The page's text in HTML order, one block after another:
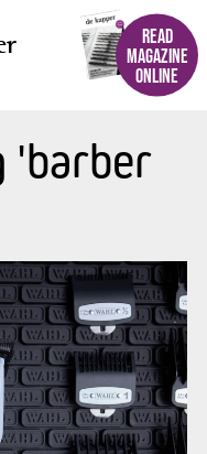
READ
MAGAZINE
ONLINE
'barber